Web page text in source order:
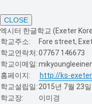
CLOSE
엑시터 한글학교 (Exeter
학교주소:
Fore street,
학교연락처:07767 146673
학교이메일:
홈페이지:
http://ks-
학교설립일: 2015년 7월 23일
학교장:
이미경